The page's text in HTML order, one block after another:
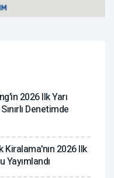
2026 Ilk Yarı
Denetimde
Kiralama'nın 2026 Ilk
Yayımlandı